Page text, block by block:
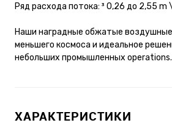
Ряд расхода потока: ³ 0,26 до 2,55 m
Наши наградные обжатые
меньшего космоса и идеальное
небольших промышленных
ХАРАКТЕРИСТИКИ